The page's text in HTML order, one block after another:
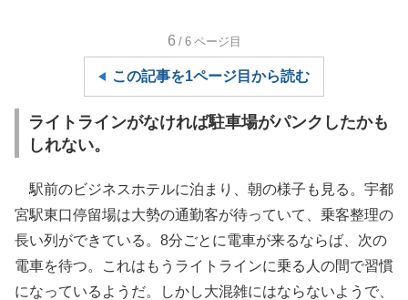
6 /6 ページ目
この記事を1ページ目から読む
ライトラインがなければ駐車場がパンクしたかも
しれない。
駅前のビジネスホテルに泊まり、朝の様子も見る。宇都
宮駅東口停留場は大勢の通勤客が待っていて、乗客整理の
長い列ができている。8分ごとに電車が来るならば、次の
電車を待つ。これはもうライトラインに乗る人の間で習慣
になっているようだ。しかし大混雑にはならないようで、